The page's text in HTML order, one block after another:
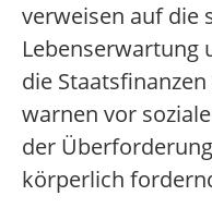
verweisen auf die
Lebenserwartung
die
warnen vor
der
körperlich